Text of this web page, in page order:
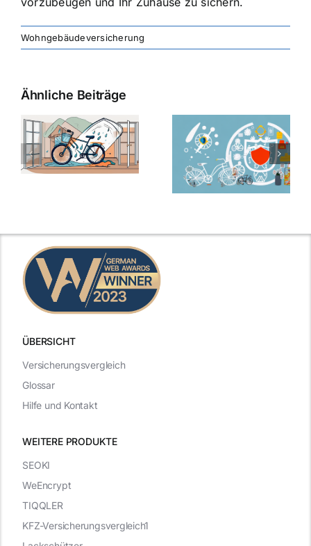
Wohngebäudeversicherung
Ähnliche Beiträge
ÜBERSICHT
WEITERE PRODUKTE
Versicherungsvergleich
Glossar
Hilfe und Kontakt
SEOKI
WeEncrypt
TIQQLER
KFZ-Versicherungsvergleich1